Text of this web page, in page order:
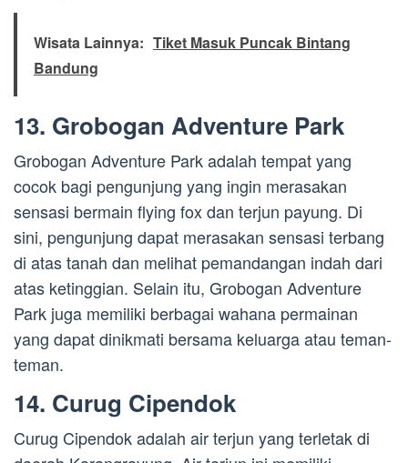
Wisata Lainnya: Tiket Masuk Puncak Bintang
Bandung
13. Grobogan Adventure Park
Grobogan Adventure Park adalah tempat yang
cocok bagi pengunjung yang ingin merasakan
sensasi bermain flying fox dan terjun payung. Di
sini, pengunjung dapat merasakan sensasi terbang
di atas tanah dan melihat pemandangan indah dari
atas ketinggian. Selain itu, Grobogan Adventure
Park juga memiliki berbagai wahana permainan
yang dapat dinikmati bersama keluarga atau teman-
teman.
14. Curug Cipendok
Curug Cipendok adalah air terjun yang terletak di